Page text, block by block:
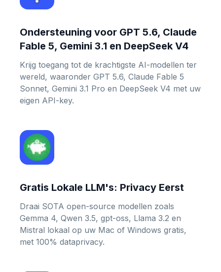
Ondersteuning voor GPT 5.6, Claude
Fable 5, Gemini 3.1 en DeepSeek V4
Krijg toegang tot de krachtigste AI-modellen ter
wereld, waaronder GPT 5.6, Claude Fable 5
Sonnet, Gemini 3.1 Pro en DeepSeek V4 met uw
eigen API-key.
Gratis Lokale LLM's: Privacy Eerst
Draai SOTA open-source modellen zoals
Gemma 4, Qwen 3.5, gpt-oss, Llama 3.2 en
Mistral lokaal op uw Mac of Windows gratis,
met 100% dataprivacy.